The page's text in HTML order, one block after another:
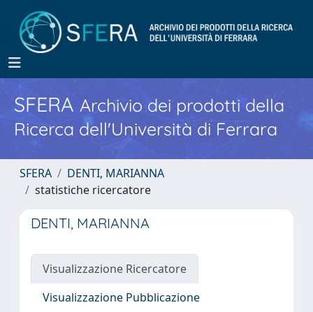
SFERA Archivio dei prodotti della
Ricerca dell'Università di Ferrara
SFERA
DENTI, MARIANNA
statistiche ricercatore
DENTI, MARIANNA
Visualizzazione Ricercatore
Visualizzazione Pubblicazione